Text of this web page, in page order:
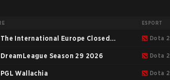
ESPORT
The International Europe Closed
Qualifier
Dota 2
DreamLeague Season 29 2026 Dota 2
PGL Wallachia Dota 2